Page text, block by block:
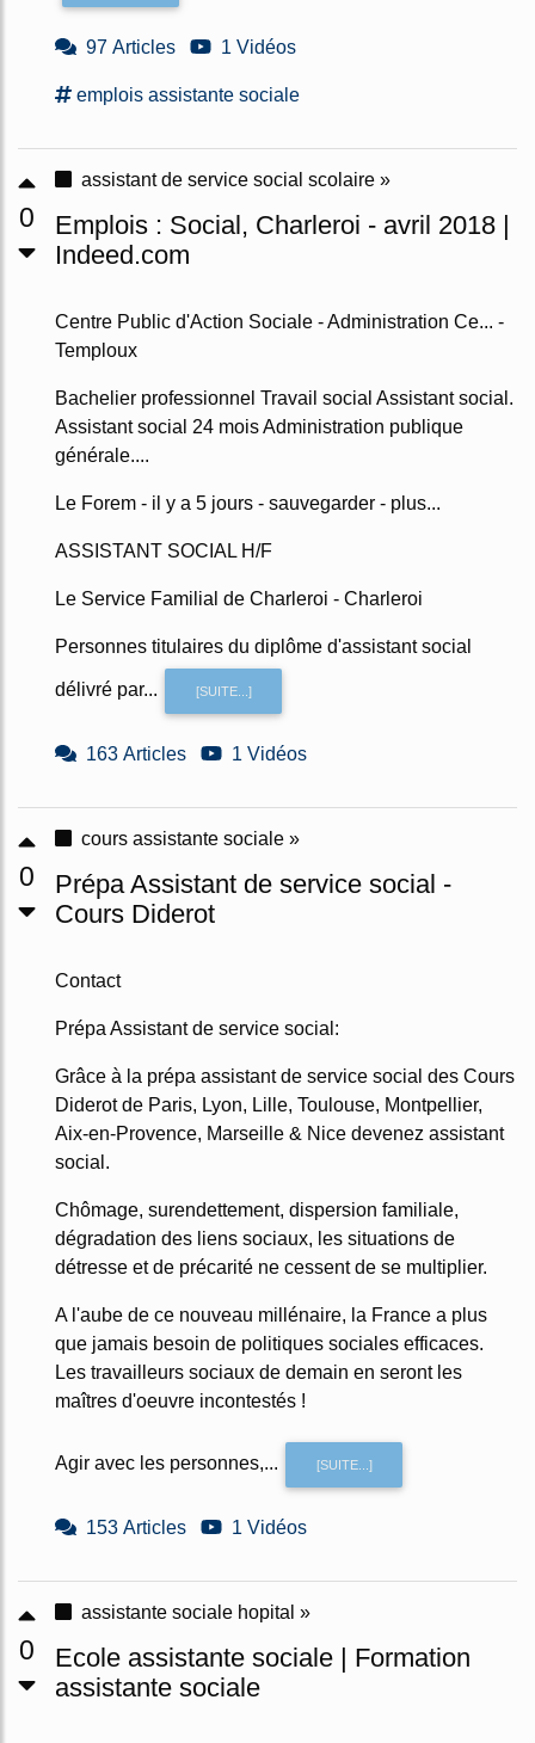
97 Articles 1 Vidéos
emplois assistante sociale
0
assistant de service social scolaire »
Emplois : Social, Charleroi - avril 2018 |
Indeed.com
Centre Public d'Action Sociale - Administration Ce... -
Temploux
Bachelier professionnel Travail social Assistant social.
Assistant social 24 mois Administration publique
générale....
Le Forem - il y a 5 jours - sauvegarder - plus...
ASSISTANT SOCIAL H/F
Le Service Familial de Charleroi - Charleroi
Personnes titulaires du diplôme d'assistant social
délivré par... [SUITE...]
163 Articles 1 Vidéos
0
cours assistante sociale »
Prépa Assistant de service social -
Cours Diderot
Contact
Prépa Assistant de service social:
Grâce à la prépa assistant de service social des Cours
Diderot de Paris, Lyon, Lille, Toulouse, Montpellier,
Aix-en-Provence, Marseille & Nice devenez assistant
social.
Chômage, surendettement, dispersion familiale,
dégradation des liens sociaux, les situations de
détresse et de précarité ne cessent de se multiplier.
A l'aube de ce nouveau millénaire, la France a plus
que jamais besoin de politiques sociales efficaces.
Les travailleurs sociaux de demain en seront les
maîtres d'oeuvre incontestés !
Agir avec les personnes,... [SUITE...]
153 Articles 1 Vidéos
0
assistante sociale hopital »
Ecole assistante sociale | Formation
assistante sociale